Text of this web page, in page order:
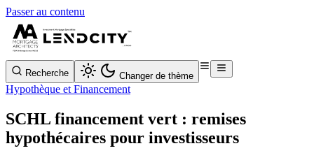
Passer au contenu
Recherche Changer de thème
Hypothèque et Financement
SCHL financement vert : remises
hypothécaires pour investisseurs